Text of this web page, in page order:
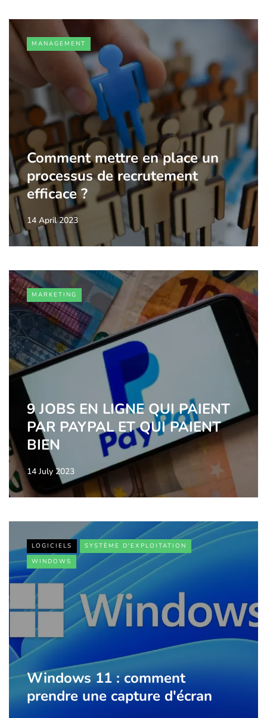
MANAGEMENT
Comment mettre en place un
processus de recrutement
efficace ?
14 April 2023
MARKETING
9 JOBS EN LIGNE QUI PAIENT
PAR PAYPAL ET QUI PAIENT
BIEN
14 July 2023
LOGICIELS
SYSTÈME D'EXPLOITATION
WINDOWS
Windows 11 : comment
prendre une capture d'écran